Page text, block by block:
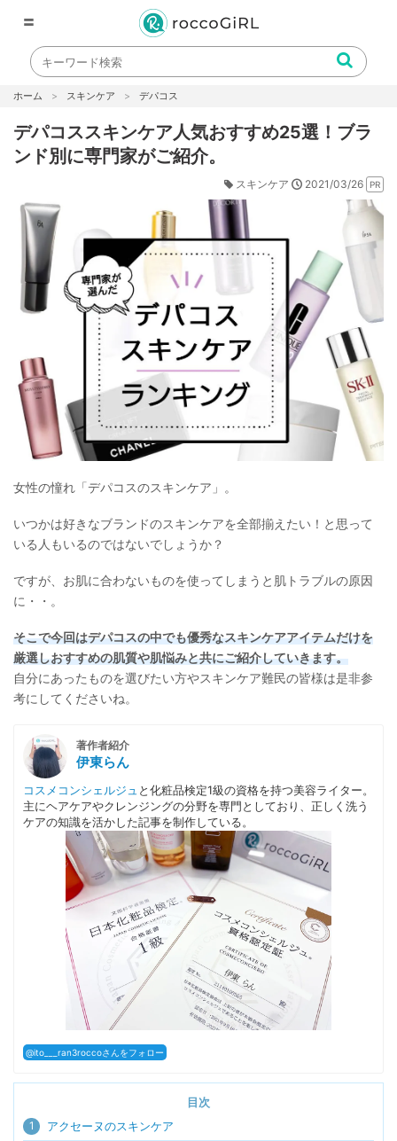
〓
ホーム スキンケア デパコス
デパコススキンケア人気おすすめ25選！ブラ
ンド別に専門家がご紹介。
スキンケア 2021/03/26
女性の憧れ「デパコスのスキンケア」。
いつかは好きなブランドのスキンケアを全部揃えたい！と思って
いる人もいるのではないでしょうか？
ですが、お肌に合わないものを使ってしまうと肌トラブルの原因
に・・。
そこで今回はデパコスの中でも優秀なスキンケアアイテムだけを
厳選しおすすめの肌質や肌悩みと共にご紹介していきます。
自分にあったものを選びたい方やスキンケア難民の皆様は是非参
考にしてくださいね。
著作者紹介
伊東らん
コスメコンシェルジュ と化粧品検定1級の資格を持つ美容ライター。
主にヘアケアやクレンジングの分野を専門としており、正しく洗う
ケアの知識を活かした記事を制作している。
@ito___ran3roccoさんをフォロー
目次
1 アクセーヌのスキンケア